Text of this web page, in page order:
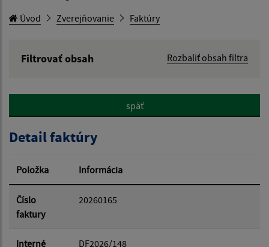
Úvod Zverejňovanie Faktúry
Filtrovať obsah
Rozbaliť obsah filtra
Hľadať v:
Dátum od:
Dátum do:
späť
Detail faktúry
Položka Informácia
Číslo
faktury
20260165
Interné
DF2026/148